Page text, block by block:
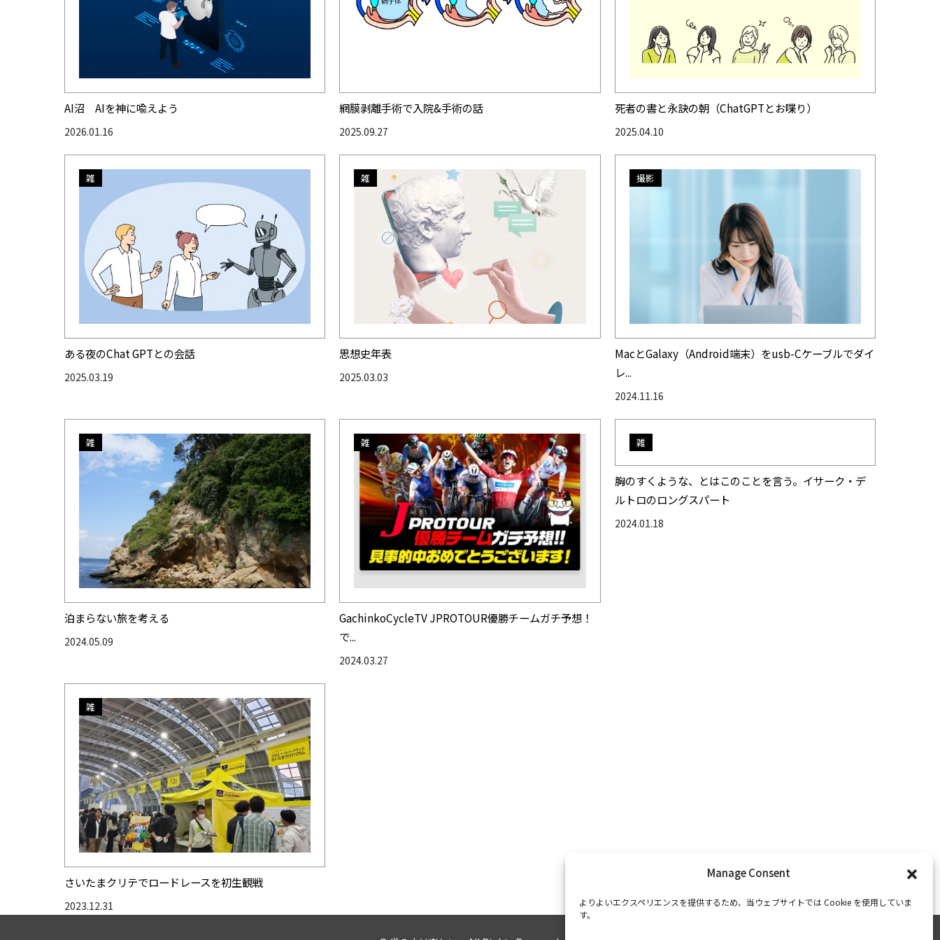
Manage Consent
よりよいエクスペリエンスを提供するため、当ウェブサイトでは Cookie を使用していま
す。
AI沼 AIを神に喩えよう
2026.01.16
網膜剥離手術で入院&手術の話
2025.09.27
死者の書と永訣の朝（ChatGPTとお喋り）
2025.04.10
雑
ある夜のChat GPTとの会話
2025.03.19
雑
思想史年表
2025.03.03
撮影
MacとGalaxy（Android端末）をusb-Cケーブルでダイ
レ...
2024.11.16
雑
泊まらない旅を考える
2024.05.09
雑
GachinkoCycleTV JPROTOUR優勝チームガチ予想！
で...
2024.03.27
雑
胸のすくような、とはこのことを言う。イサーク・デ
ルトロのロングスパート
2024.01.18
雑
さいたまクリテでロードレースを初生観戦
2023.12.31